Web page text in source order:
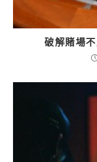
破解賭場